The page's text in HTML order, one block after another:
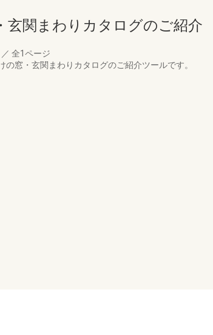
玄関まわりカタログのご紹介
／ 全1ページ
窓・玄関まわりカタログのご紹介ツールです。